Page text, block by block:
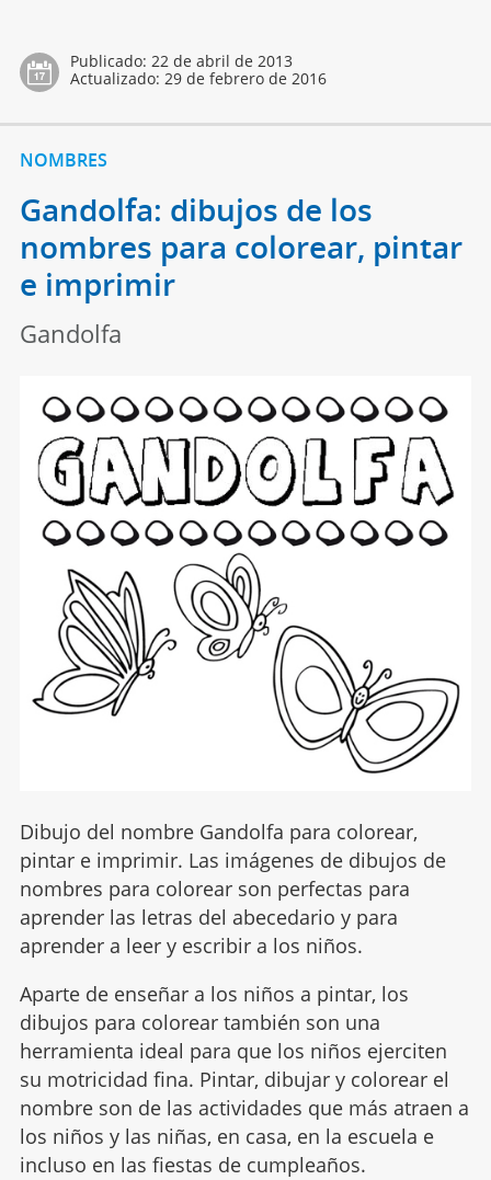
Publicado: 22 de abril de 2013
Actualizado: 29 de febrero de 2016
NOMBRES
Gandolfa: dibujos de los
nombres para colorear, pintar
e imprimir
Gandolfa
Dibujo del nombre Gandolfa para colorear,
pintar e imprimir. Las imágenes de dibujos de
nombres para colorear son perfectas para
aprender las letras del abecedario y para
aprender a leer y escribir a los niños.
Aparte de enseñar a los niños a pintar, los
dibujos para colorear también son una
herramienta ideal para que los niños ejerciten
su motricidad fina. Pintar, dibujar y colorear el
nombre son de las actividades que más atraen a
los niños y las niñas, en casa, en la escuela e
incluso en las fiestas de cumpleaños.